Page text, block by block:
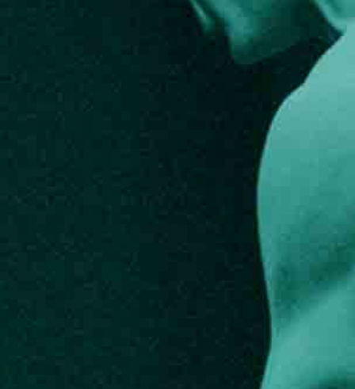
INFORMACIJA ASMENIMS SU NEGALIA
NAUJIENOS